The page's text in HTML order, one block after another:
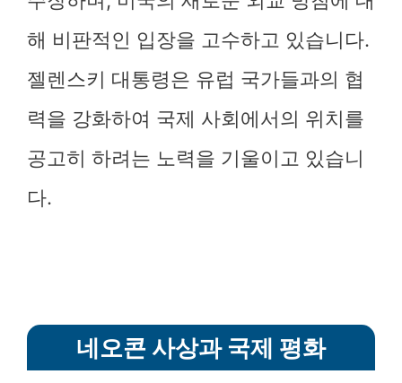
해 비판적인 입장을 고수하고 있습니다.
젤렌스키 대통령은 유럽 국가들과의 협
력을 강화하여 국제 사회에서의 위치를
공고히 하려는 노력을 기울이고 있습니
다.
네오콘 사상과 국제 평화